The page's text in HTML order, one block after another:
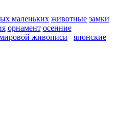
маленьких животные замки
орнамент осенние
живописи
японские